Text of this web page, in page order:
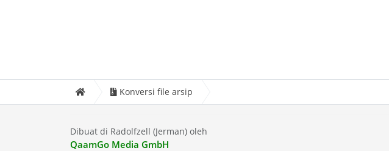
Konversi file arsip
Dibuat di Radolfzell (Jerman) oleh
QaamGo Media GmbH